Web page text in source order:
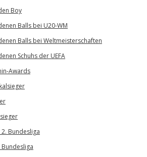
Boy
Balls bei U20-WM
Balls bei Weltmeisterschaften
Schuhs der UEFA
Awards
Bundesliga